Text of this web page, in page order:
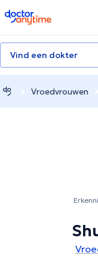
doctoranytime
Vind een dokter
Vroedvrouwen